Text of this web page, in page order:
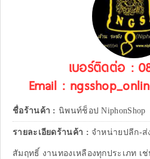
เบอร์ติดต่อ :
Email :
ชื่อร้านค้า : นิพนท์ช็อป NiphonShop
รายละเอียดร้านค้า : จำหน่ายปลีก-ส่
สัมฤทธิ์ งานทองเหลืองทุกประเภท เ